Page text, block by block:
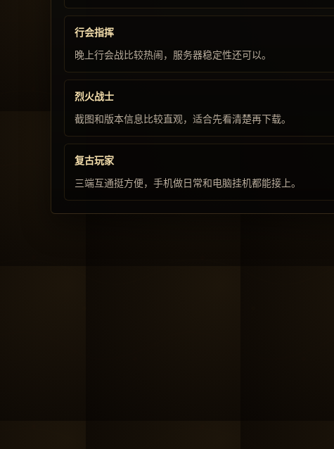
行会指挥
晚上行会战比较热闹，服务器稳定性还可以。
烈火战士
截图和版本信息比较直观，适合先看清楚再下载。
复古玩家
三端互通挺方便，手机做日常和电脑挂机都能接上。